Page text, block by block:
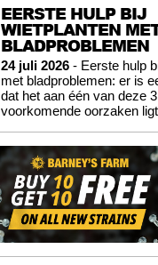
EERSTE HULP BIJ
WIETPLANTEN
BLADPROBLEMEN
24 juli 2026 - Eerste hulp
met bladproblemen: er is
dat het aan één van deze
voorkomende oorzaken